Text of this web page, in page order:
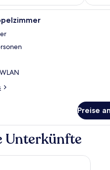
Ein Schlafzimmer
Preise
Unterkünfte